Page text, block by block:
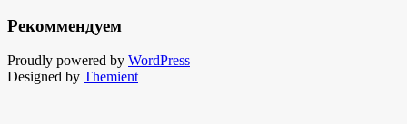
Рекоммендуем
Proudly powered by WordPress
Designed by Themient